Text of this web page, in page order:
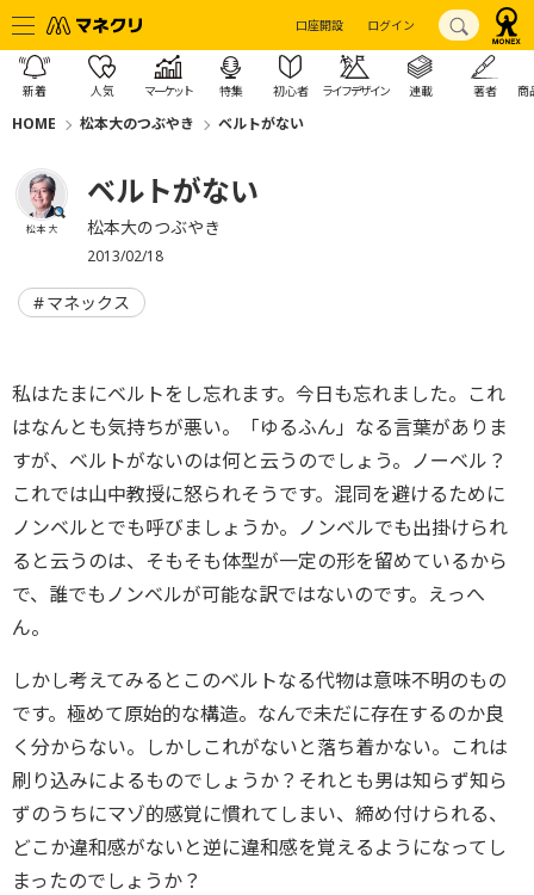
口座開設 ログイン
新着 人気 マーケット 特集 初心者 ライフデザイン 連載 著者 商
HOME 松本大のつぶやき ベルトがない
松本 大
ベルトがない
松本大のつぶやき
2013/02/18
マネックス
私はたまにベルトをし忘れます。今日も忘れました。これ
はなんとも気持ちが悪い。「ゆるふん」なる言葉がありま
すが、ベルトがないのは何と云うのでしょう。ノーベル？
これでは山中教授に怒られそうです。混同を避けるために
ノンベルとでも呼びましょうか。ノンベルでも出掛けられ
ると云うのは、そもそも体型が一定の形を留めているから
で、誰でもノンベルが可能な訳ではないのです。えっへ
ん。
しかし考えてみるとこのベルトなる代物は意味不明のもの
です。極めて原始的な構造。なんで未だに存在するのか良
く分からない。しかしこれがないと落ち着かない。これは
刷り込みによるものでしょうか？それとも男は知らず知ら
ずのうちにマゾ的感覚に慣れてしまい、締め付けられる、
どこか違和感がないと逆に違和感を覚えるようになってし
まったのでしょうか？